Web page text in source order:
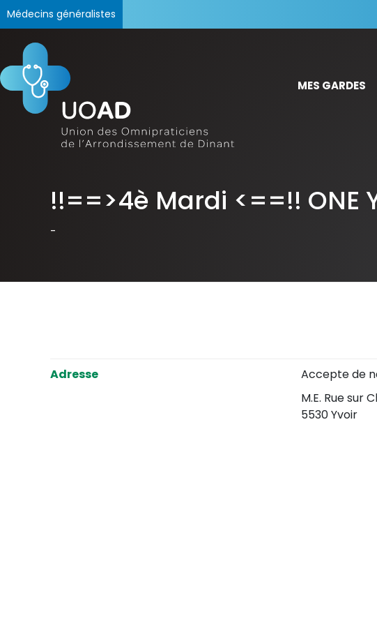
Médecins généralistes
MES GARDES
!!==>4è Mardi <==!! ONE
-
Adresse
Accepte de
M.E. Rue sur
5530 Yvoir